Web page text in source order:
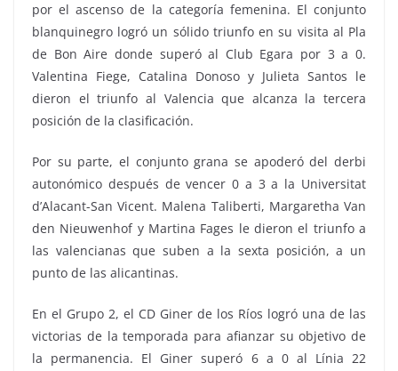
por el ascenso de la categoría femenina. El conjunto
blanquinegro logró un sólido triunfo en su visita al Pla
de Bon Aire donde superó al Club Egara por 3 a 0.
Valentina Fiege, Catalina Donoso y Julieta Santos le
dieron el triunfo al Valencia que alcanza la tercera
posición de la clasificación.
Por su parte, el conjunto grana se apoderó del derbi
autonómico después de vencer 0 a 3 a la Universitat
d’Alacant-San Vicent. Malena Taliberti, Margaretha Van
den Nieuwenhof y Martina Fages le dieron el triunfo a
las valencianas que suben a la sexta posición, a un
punto de las alicantinas.
En el Grupo 2, el CD Giner de los Ríos logró una de las
victorias de la temporada para afianzar su objetivo de
la permanencia. El Giner superó 6 a 0 al Línia 22